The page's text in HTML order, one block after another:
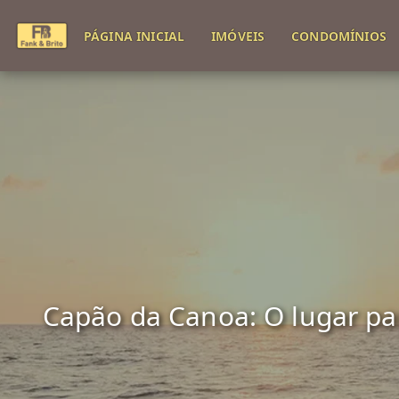
PÁGINA INICIAL IMÓVEIS CONDOMÍNIOS
Capão da Canoa: O lugar